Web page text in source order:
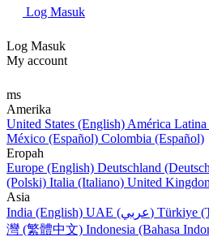
Log Masuk
Log Masuk
My account
ms
Amerika
United States (English) América
México (Español) Colombia (Español)
Eropah
Europe (English) Deutschland
(Polski) Italia (Italiano) United
Asia
India (English)
UAE (عربي) Türkiye
灣 (繁體中文) Indonesia (Bahasa